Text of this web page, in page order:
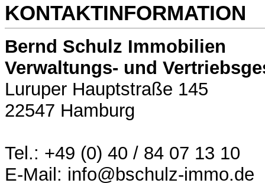
KONTAKTINFORMATION
Bernd Schulz Immobilien
Verwaltungs- und
Luruper Hauptstraße 145
22547 Hamburg
Tel.: +49 (0) 40 / 84 07 13 10
E-Mail: info@bschulz-immo.de